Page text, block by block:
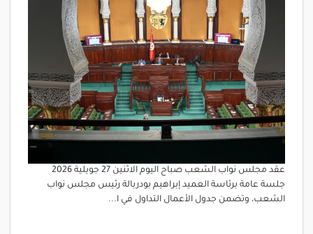
عقد مجلس نواب الشعب صباح اليوم الاثنين 27 جويلية 2026
جلسة عامة برئاسة العميد إبراهيم بودربالة رئيس مجلس نواب
الشعب، وتضمن جدول الأعمال التداول في ا...